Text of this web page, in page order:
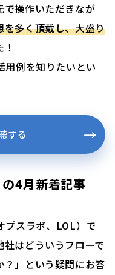
で操作いただきなが
多く頂戴し、大盛り
用例を知りたいとい
する
4月新着記事
プスラボ、LOL）で
はどういうフローで
」という疑問にお答